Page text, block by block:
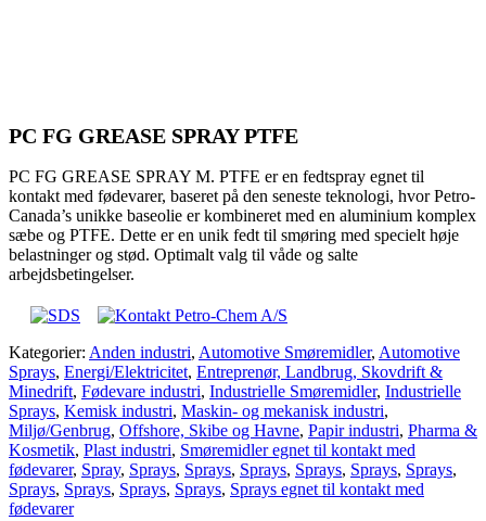
PC FG GREASE SPRAY PTFE
PC FG GREASE SPRAY M. PTFE er en fedtspray egnet til
kontakt med fødevarer, baseret på den seneste teknologi, hvor Petro-
Canada’s unikke baseolie er kombineret med en aluminium komplex
sæbe og PTFE. Dette er en unik fedt til smøring med specielt høje
belastninger og stød. Optimalt valg til våde og salte
arbejdsbetingelser.
Kategorier: Anden industri, Automotive Smøremidler, Automotive
Sprays, Energi/Elektricitet, Entreprenør, Landbrug, Skovdrift &
Minedrift, Fødevare industri, Industrielle Smøremidler, Industrielle
Sprays, Kemisk industri, Maskin- og mekanisk industri,
Miljø/Genbrug, Offshore, Skibe og Havne, Papir industri, Pharma &
Kosmetik, Plast industri, Smøremidler egnet til kontakt med
fødevarer, Spray, Sprays, Sprays, Sprays, Sprays, Sprays, Sprays,
Sprays, Sprays, Sprays, Sprays, Sprays egnet til kontakt med
fødevarer